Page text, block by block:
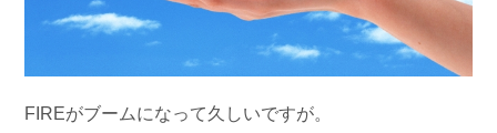
FIREがブームになって久しいですが。